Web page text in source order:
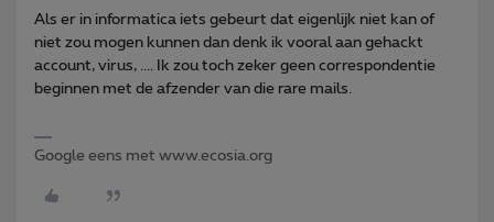
Als er in informatica iets gebeurt dat eigenlijk niet kan of
niet zou mogen kunnen dan denk ik vooral aan gehackt
account, virus, .... Ik zou toch zeker geen correspondentie
beginnen met de afzender van die rare mails.
Google eens met www.ecosia.org